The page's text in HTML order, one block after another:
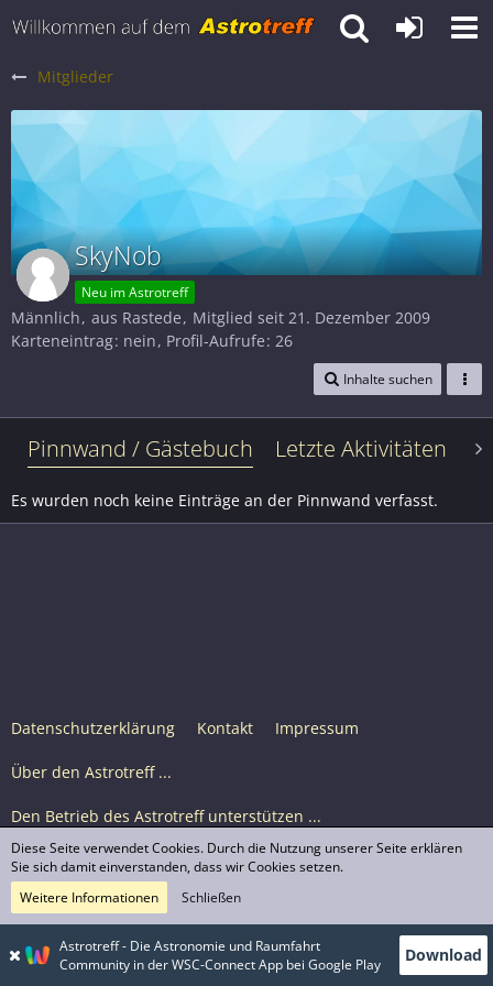
Mitglieder
SkyNob
Neu im Astrotreff
Männlich aus Rastede
Mitglied seit 21. Dezember 2009
Karteneintrag nein Profil-Aufrufe 26
Inhalte suchen
Pinnwand / Gästebuch Letzte Aktivitäten
Es wurden noch keine Einträge an der Pinnwand verfasst.
Datenschutzerklärung Kontakt Impressum
Über den Astrotreff ...
Den Betrieb des Astrotreff unterstützen ...
Nutzungsbedingungen
© Astrotreff 2001-2026, lizenziert unter CC BY-SA,
sofern für einzelne Inhalte nicht anders angegeben
Astrotreff - Die Astronomie und Raumfahrt
Community in der WSC-Connect App bei Google Play
Download
Diese Seite verwendet Cookies. Durch die Nutzung unserer Seite erklären
Sie sich damit einverstanden, dass wir Cookies setzen.
Weitere Informationen
Schließen